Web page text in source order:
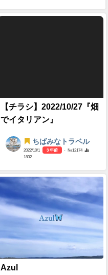
【チラシ】2022/10/27『畑
でイタリアン』
ちばみなトラベル
2022/10/1 3 年前
- №12174
1832
Azul